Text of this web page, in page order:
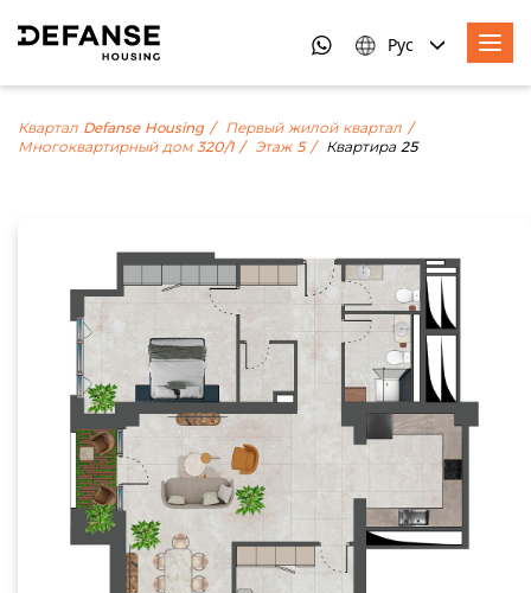
Рус
Квартал Defanse Housing
Первый жилой квартал
Многоквартирный дом 320/1
Этаж 5 Квартира 25